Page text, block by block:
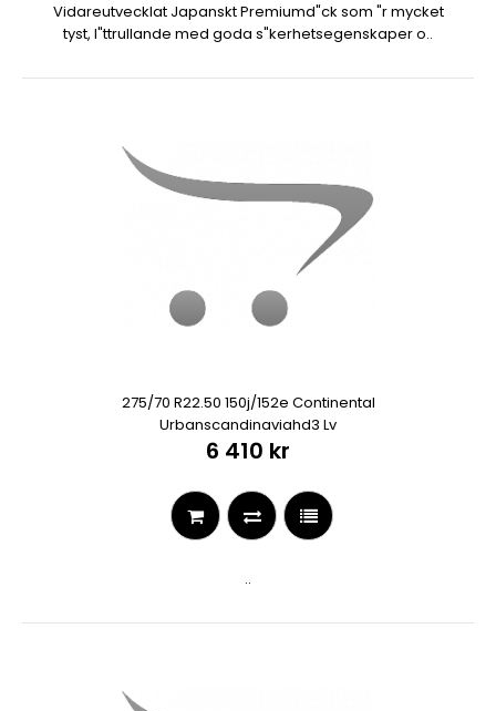
Vidareutvecklat Japanskt Premiumd"ck som "r mycket
tyst, l"ttrullande med goda s"kerhetsegenskaper o..
275/70 R22.50 150j/152e Continental
Urbanscandinaviahd3 Lv
6 410 kr
..